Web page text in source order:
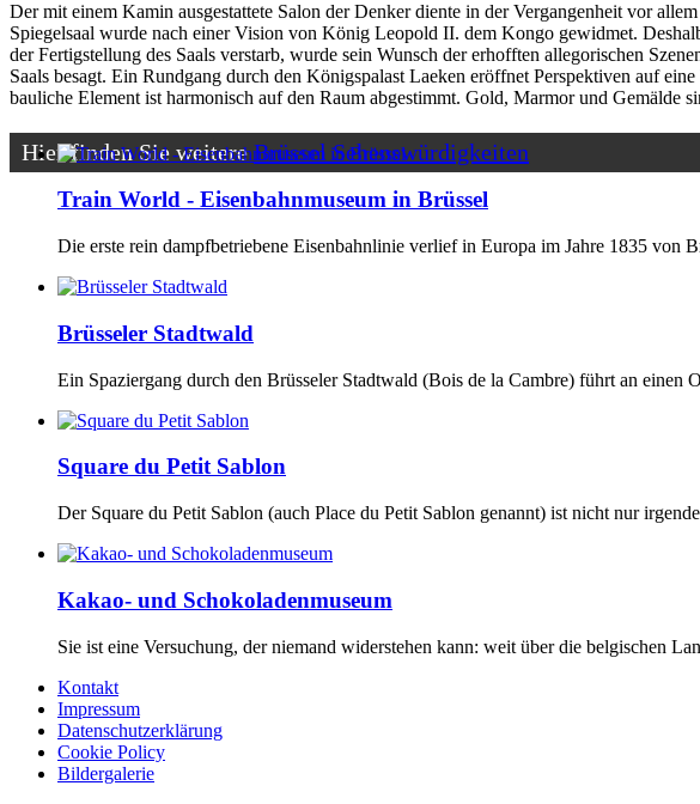
Der mit einem Kamin ausgestattete Salon der Denker diente in der Vergangenheit vor
Spiegelsaal wurde nach einer Vision von König Leopold II. dem Kongo gewidmet.
der Fertigstellung des Saals verstarb, wurde sein Wunsch der erhofften allegorischen
Saals besagt. Ein Rundgang durch den Königspalast Laeken eröffnet Perspektiven auf
bauliche Element ist harmonisch auf den Raum abgestimmt. Gold, Marmor und Gemälde
Hier finden Sie weitereBrüssel Sehenswürdigkeiten
Train World - Eisenbahnmuseum in Brüssel
Die erste rein dampfbetriebene Eisenbahnlinie verlief in Europa im Jahre 1835 von
Brüsseler Stadtwald
Ein Spaziergang durch den Brüsseler Stadtwald (Bois de la Cambre) führt an einen
Square du Petit Sablon
Der Square du Petit Sablon (auch Place du Petit Sablon genannt) ist nicht nur
Kakao- und Schokoladenmuseum
Sie ist eine Versuchung, der niemand widerstehen kann: weit über die belgischen
Kontakt
Impressum
Datenschutzerklärung
Cookie Policy
Bildergalerie